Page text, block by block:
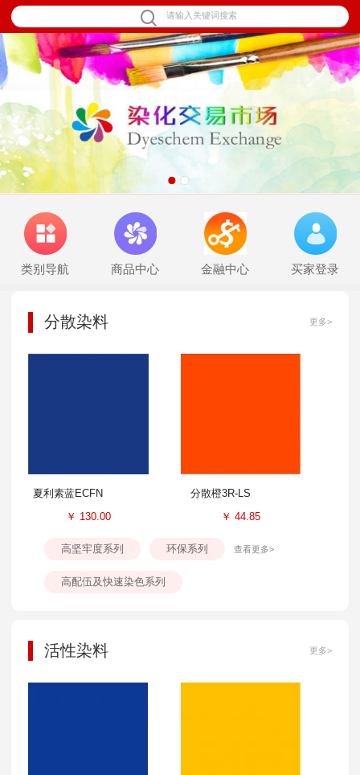
1 2
类别导航 商品中心 金融中心 买家登录
分散染料 更多>
夏利素蓝ECFN
￥ 130.00
分散橙3R-LS
￥ 44.85
高坚牢度系列 环保系列
高配伍及快速染色系列
查看更多>
活性染料 更多>